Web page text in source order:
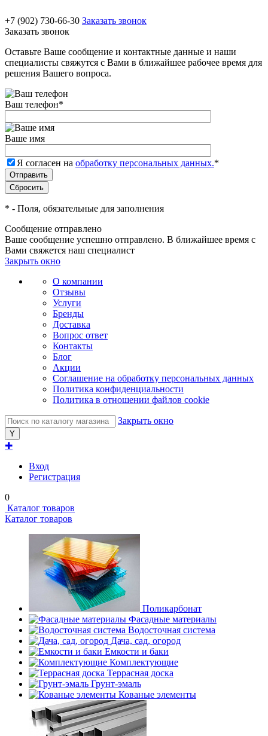
+7 (902) 730-66-30 Заказать звонок
Заказать звонок
Оставьте Ваше сообщение и контактные данные и наши
специалисты свяжутся с Вами в ближайшее рабочее время для
решения Вашего вопроса.
Ваш телефон*
Ваше имя
Я согласен на обработку персональных данных.*
* - Поля, обязательные для заполнения
Сообщение отправлено
Ваше сообщение успешно отправлено. В ближайшее время с
Вами свяжется наш специалист
Закрыть окно
О компании
Отзывы
Услуги
Бренды
Доставка
Вопрос ответ
Контакты
Блог
Акции
Соглашение на обработку персональных данных
Политика конфиденциальности
Политика в отношении файлов cookie
Закрыть окно
✚
Вход
Регистрация
0
Каталог товаров
Каталог товаров
Поликарбонат
Фасадные материалы
Водосточная система
Дача, сад, огород
Емкости и баки
Комплектующие
Террасная доска
Грунт-эмаль
Кованые элементы